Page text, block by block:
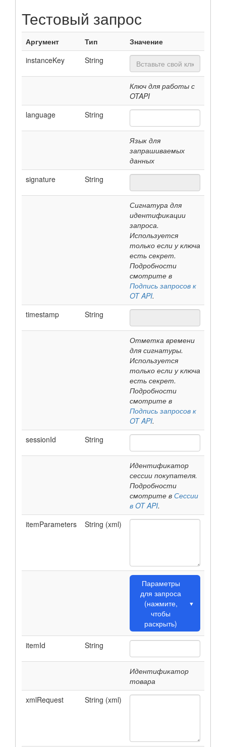
Тестовый запрос
Аргумент Тип
Значение
instanceKey
String
Ключ для работы с
OTAPI
language
String
Язык для
запрашиваемых
данных
signature
String
Сигнатура для
идентификации
запроса.
Используется
только если у ключа
есть секрет.
Подробности
смотрите в
Подпись запросов к
OT API.
timestamp
String
Отметка времени
для сигнатуры.
Используется
только если у ключа
есть секрет.
Подробности
смотрите в
Подпись запросов к
OT API.
sessionId
String
Идентификатор
сессии покупателя.
Подробности
смотрите в Сессии
в OT API.
itemParameters
String (xml)
Параметры
для запроса
(нажмите,
чтобы
раскрыть)
▼
itemId String
Идентификатор
товара
xmlRequest
String (xml)